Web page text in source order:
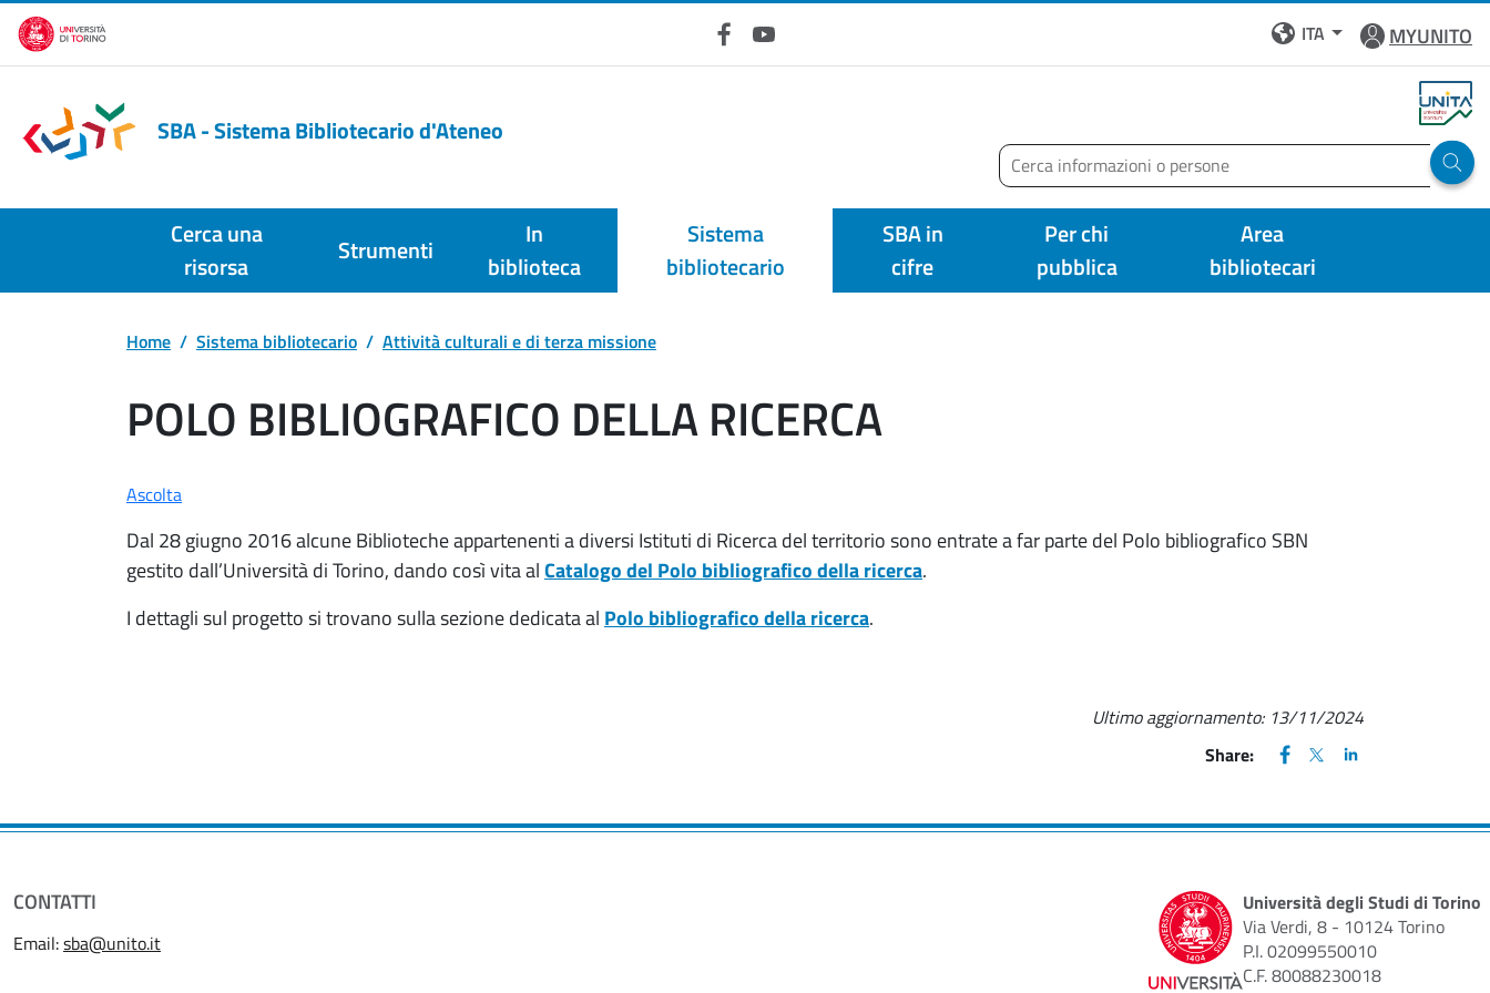
Salta al contenuto principale
FacebookYouTube
ITA MYUNITO
SBA - Sistema Bibliotecario d'Ateneo
Cerca
Run
Cerca una
risorsa
Strumenti
In
biblioteca
Sistema
bibliotecario
SBA in
cifre
Per chi
pubblica
Area
bibliotecari
Home Sistema bibliotecario Attività culturali e di terza missione
POLO BIBLIOGRAFICO DELLA RICERCA
Ascolta
Dal 28 giugno 2016 alcune Biblioteche appartenenti a diversi Istituti di Ricerca del territorio sono entrate a far parte del Polo bibliografico SBN
gestito dall’Università di Torino, dando così vita alCatalogo del Polo bibliografico della ricerca.
I dettagli sul progetto si trovano sulla sezione dedicata al Polo bibliografico della ricerca.
Ultimo aggiornamento: 13/11/2024
Share:
FACEBOOK
(apre una nuova finestra)
X
(apre una nuova
LINKEDIN
(apre una nuova
CONTATTI
Email:sba@unito.it
Università degli Studi di Torino
Via Verdi, 8 - 10124 Torino
P.I. 02099550010
C.F. 80088230018